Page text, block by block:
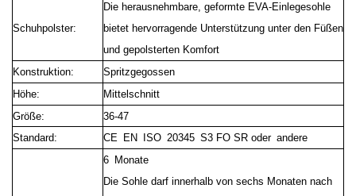
Schuhpolster:
Die herausnehmbare, geformte EVA-Einlegesohle
bietet hervorragende Unterstützung unter den Füßen
und gepolsterten Komfort
Konstruktion:
Spritzgegossen
Höhe:
Mittelschnitt
Größe:
36-47
Standard:
CE EN ISO 20345 S3 FO SR oder andere
6 Monate
Die Sohle darf innerhalb von sechs Monaten nach